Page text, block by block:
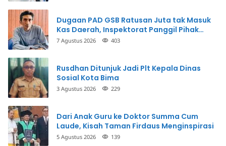
Dugaan PAD GSB Ratusan Juta tak Masuk
Kas Daerah, Inspektorat Panggil Pihak
Terkait
7 Agustus 2026 403
Rusdhan Ditunjuk Jadi Plt Kepala Dinas
Sosial Kota Bima
3 Agustus 2026 229
Dari Anak Guru ke Doktor Summa Cum
Laude, Kisah Taman Firdaus Menginspirasi
5 Agustus 2026 139